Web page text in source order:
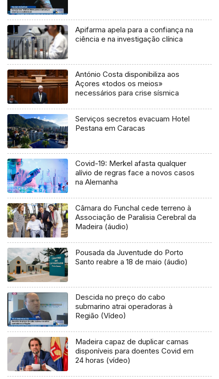
Apifarma apela para a confiança na
ciência e na investigação clínica
António Costa disponibiliza aos
Açores «todos os meios»
necessários para crise sísmica
Serviços secretos evacuam Hotel
Pestana em Caracas
Covid-19: Merkel afasta qualquer
alívio de regras face a novos casos
na Alemanha
Câmara do Funchal cede terreno à
Associação de Paralisia Cerebral da
Madeira (áudio)
Pousada da Juventude do Porto
Santo reabre a 18 de maio (áudio)
Descida no preço do cabo
submarino atrai operadoras à
Região (Vídeo)
Madeira capaz de duplicar camas
disponíveis para doentes Covid em
24 horas (vídeo)